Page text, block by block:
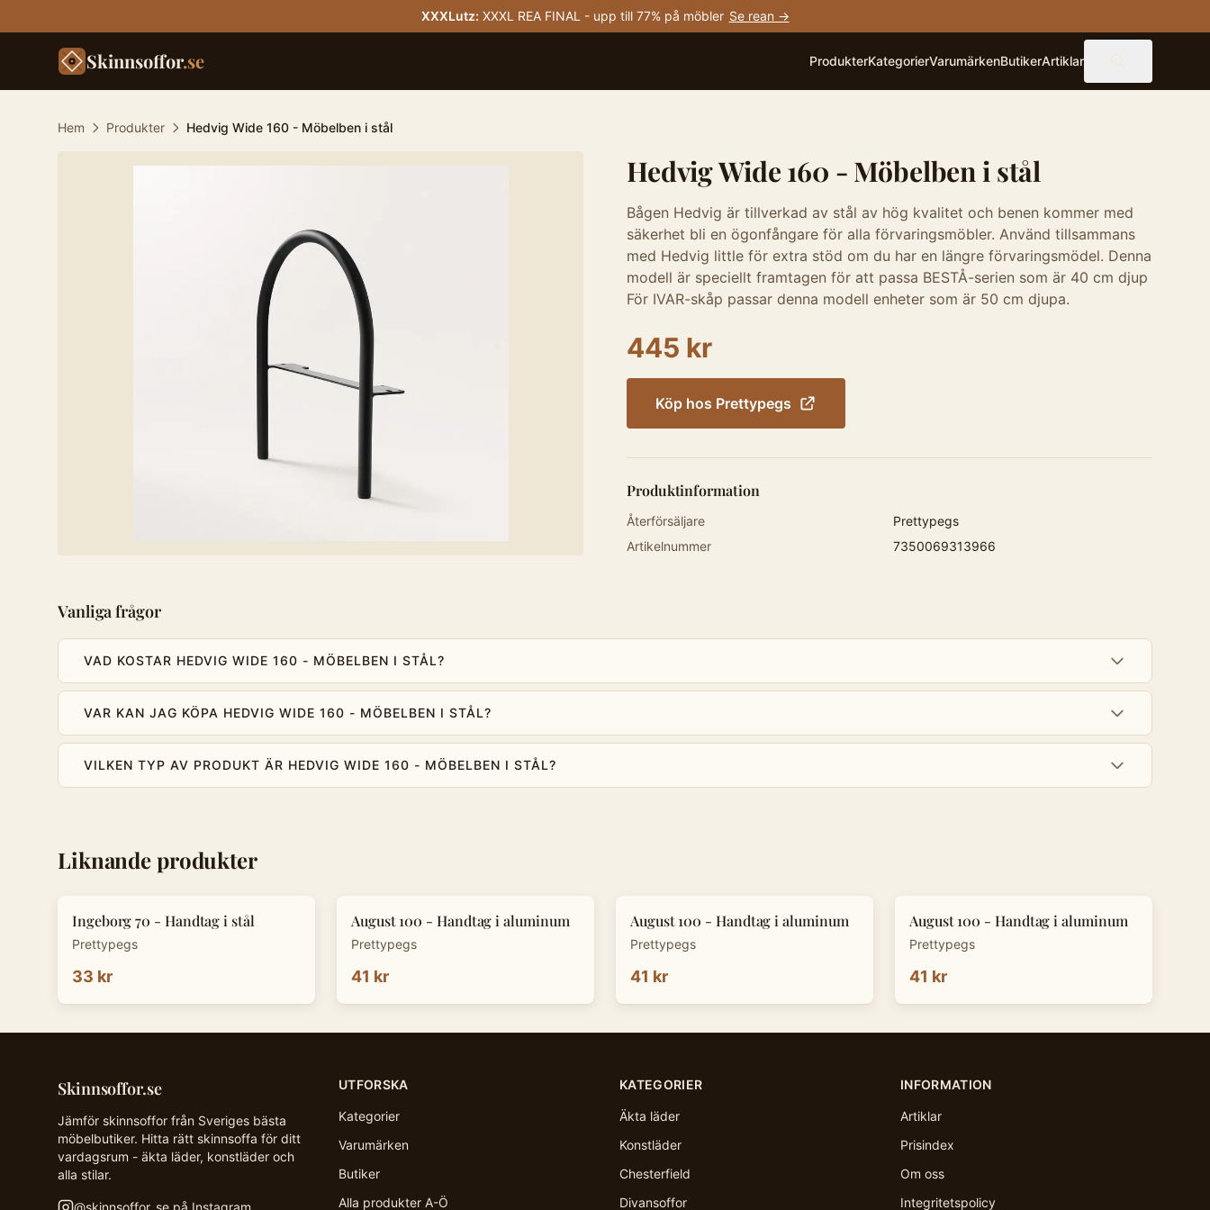
XXXLutz: XXXL REA FINAL - upp till 77% på möbler Se rean →
Skinnsoffor.se ProdukterKategorierVarumärkenButikerArtiklar
Hem Produkter Hedvig Wide 160 - Möbelben i stål
Hedvig Wide 160 - Möbelben i stål
Bågen Hedvig är tillverkad av stål av hög kvalitet och benen kommer med
säkerhet bli en ögonfångare för alla förvaringsmöbler. Använd tillsammans
med Hedvig little för extra stöd om du har en längre förvaringsmödel. Denna
modell är speciellt framtagen för att passa BESTÅ-serien som är 40 cm djup
För IVAR-skåp passar denna modell enheter som är 50 cm djupa.
445 kr
Köp hos Prettypegs
Produktinformation
Återförsäljare
Prettypegs
Artikelnummer
7350069313966
Vanliga frågor
VAD KOSTAR HEDVIG WIDE 160 - MÖBELBEN I STÅL?
VAR KAN JAG KÖPA HEDVIG WIDE 160 - MÖBELBEN I STÅL?
VILKEN TYP AV PRODUKT ÄR HEDVIG WIDE 160 - MÖBELBEN I STÅL?
Liknande produkter
Ingeborg 70 - Handtag i stål
Prettypegs
33 kr
August 100 - Handtag i aluminum
Prettypegs
41 kr
August 100 - Handtag i aluminum
Prettypegs
41 kr
August 100 - Handtag i aluminum
Prettypegs
41 kr
Skinnsoffor.se
Jämför skinnsoffor från Sveriges bästa
möbelbutiker. Hitta rätt skinnsoffa för ditt
vardagsrum - äkta läder, konstläder och
alla stilar.
@skinnsoffor_se på Instagram
UTFORSKA
Kategorier
Varumärken
Butiker
Alla produkter A-Ö
KATEGORIER
Äkta läder
Konstläder
Chesterfield
Divansoffor
INFORMATION
Artiklar
Prisindex
Om oss
Integritetspolicy